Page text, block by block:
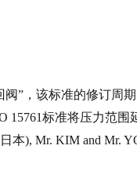
阀”，该标准的修订周
15761标准将压力范围
日本), Mr. KIM and Mr.